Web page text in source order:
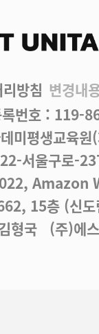
방침 변경내
록번호 : 119-
미평생교육
서울구로-
Amazon
15층 (신
형국 (주)에